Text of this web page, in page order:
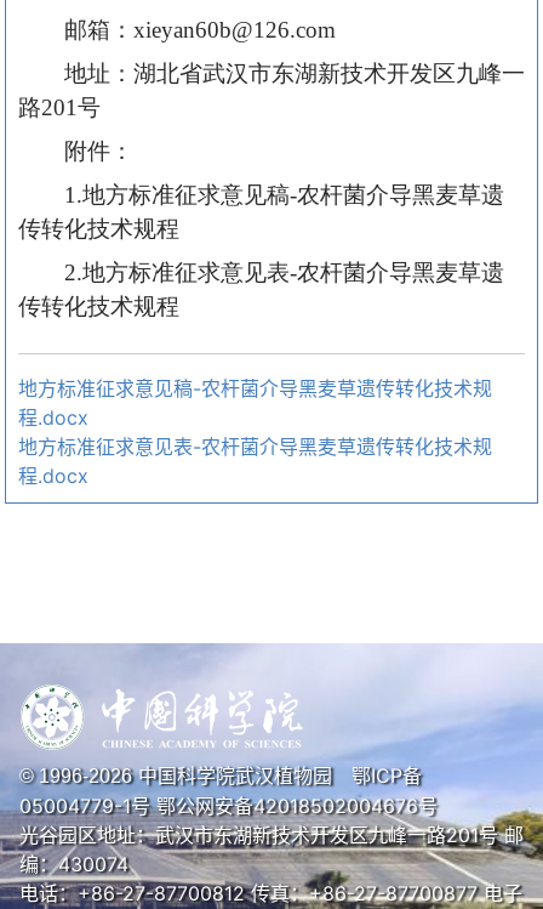
邮箱：xieyan60b@126.com
地址：湖北省武汉市东湖新技术开发区九峰一
路201号
附件：
1.地方标准征求意见稿-农杆菌介导黑麦草遗
传转化技术规程
2.地方标准征求意见表-农杆菌介导黑麦草遗
传转化技术规程
地方标准征求意见稿-农杆菌介导黑麦草遗传转化技术规
程.docx
地方标准征求意见表-农杆菌介导黑麦草遗传转化技术规
程.docx
© 1996-2026中国科学院武汉植物园 鄂ICP备
05004779-1号鄂公网安备42018502004676号
光谷园区地址：武汉市东湖新技术开发区九峰一路201号 邮
编：430074
电话：+86-27-87700812 传真：+86-27-87700877 电子